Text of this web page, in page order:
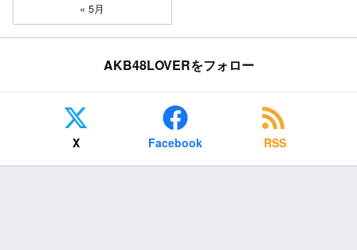
« 5月
AKB48LOVERをフォロー
X Facebook RSS